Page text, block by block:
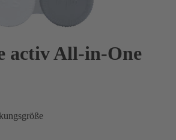
activ All-in-One